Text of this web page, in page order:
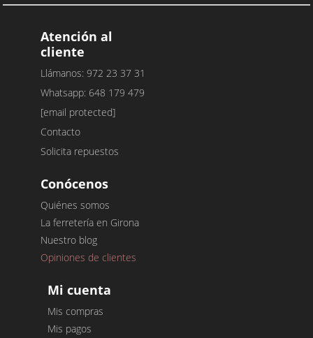
Atención al
cliente
Llámanos: 972 23 37 31
Whatsapp: 648 179 479
[email protected]
Contacto
Solicita repuestos
Conócenos
Quiénes somos
La ferretería en Girona
Nuestro blog
Opiniones de clientes
Mi cuenta
Mis compras
Mis pagos